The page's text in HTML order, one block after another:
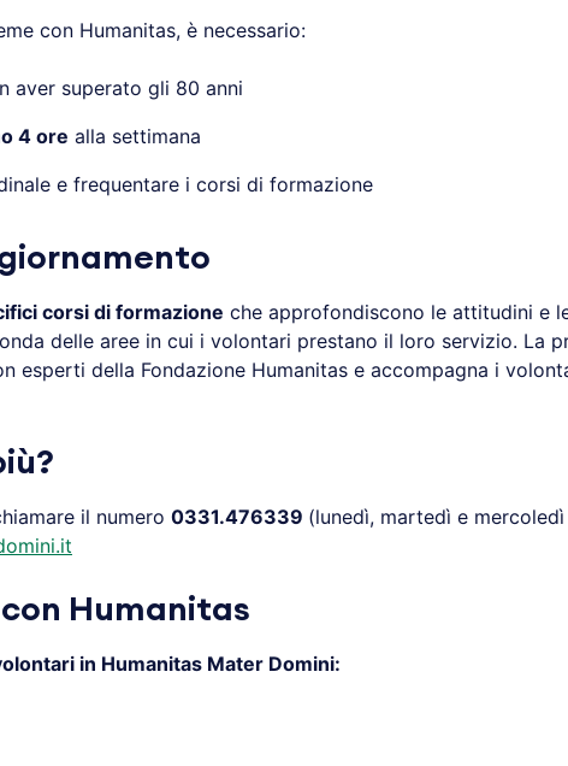
con Humanitas, è necessario:
aver superato gli 80 anni
4 ore alla settimana
e frequentare i corsi di formazione
corsi di formazione che approfondiscono le attitudini e
delle aree in cui i volontari prestano il loro servizio. La
esperti della Fondazione Humanitas e accompagna i
il numero 0331.476339 (lunedì, martedì e
Humanitas
in Humanitas Mater Domini: